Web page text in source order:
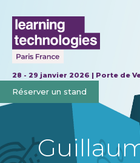
28 - 29 janvier 2026 | Porte de
Réserver un stand